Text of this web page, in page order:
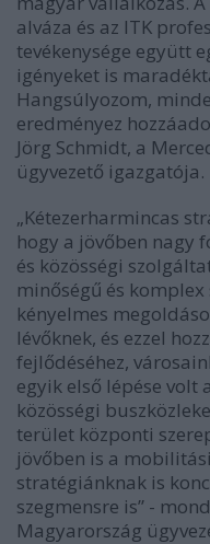
alváza és az ITK
tevékenysége együtt
igényeket is
Hangsúlyozom,
eredményez
Jörg Schmidt, a
ügyvezető igazgatója.
„Kétezerharmincas
hogy a jövőben nagy
és közösségi
minőségű és
kényelmes
lévőknek, és ezzel
fejlődéséhez,
egyik első lépése volt
közösségi
terület központi
jövőben is a
stratégiánknak is
szegmensre is” -
Magyarország